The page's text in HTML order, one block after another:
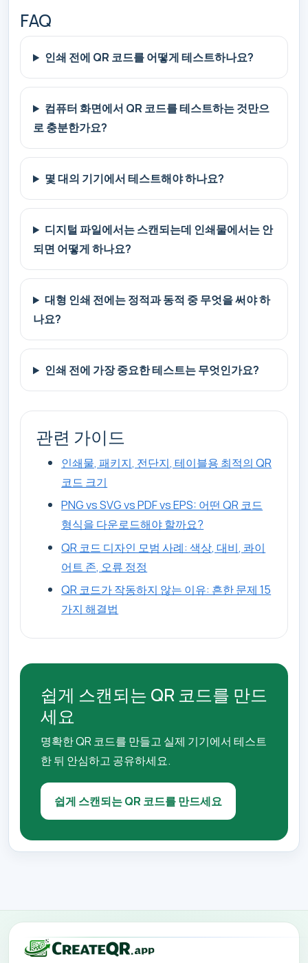
FAQ
인쇄 전에 QR 코드를 어떻게 테스트하나요?
컴퓨터 화면에서 QR 코드를 테스트하는 것만으
로 충분한가요?
몇 대의 기기에서 테스트해야 하나요?
디지털 파일에서는 스캔되는데 인쇄물에서는 안
되면 어떻게 하나요?
대형 인쇄 전에는 정적과 동적 중 무엇을 써야 하
나요?
인쇄 전에 가장 중요한 테스트는 무엇인가요?
관련 가이드
인쇄물, 패키지, 전단지, 테이블용 최적의 QR
코드 크기
PNG vs SVG vs PDF vs EPS: 어떤 QR 코드
형식을 다운로드해야 할까요?
QR 코드 디자인 모범 사례: 색상, 대비, 콰이
어트 존, 오류 정정
QR 코드가 작동하지 않는 이유: 흔한 문제 15
가지 해결법
쉽게 스캔되는 QR 코드를 만드
세요
명확한 QR 코드를 만들고 실제 기기에서 테스트
한 뒤 안심하고 공유하세요.
쉽게 스캔되는 QR 코드를 만드세요